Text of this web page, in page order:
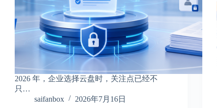
2026 年，企业选择云盘时，关注点已经不
只…
saifanbox
2026年7月16日